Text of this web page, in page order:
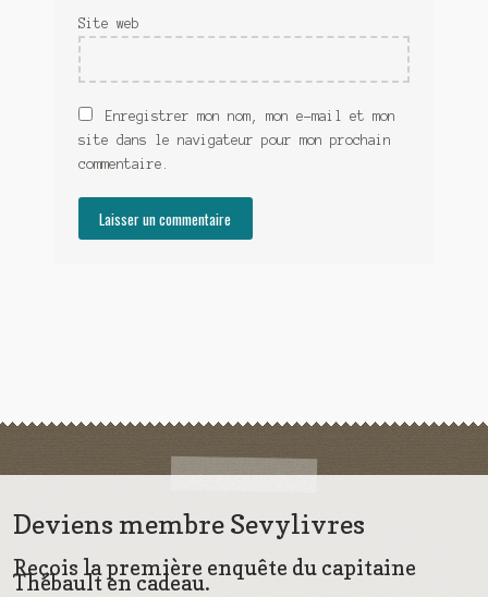
Site web
Enregistrer mon nom, mon e-mail et mon
site dans le navigateur pour mon prochain
commentaire.
Deviens membre Sevylivres
Reçois la première enquête du capitaine
Thébault en cadeau.